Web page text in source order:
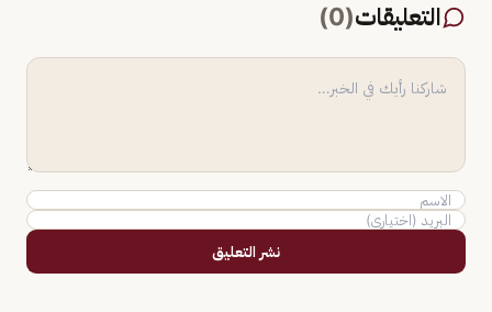
التعليقات(
0
)
نشر التعليق